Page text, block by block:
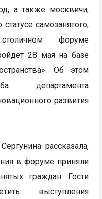
а также москвичи,
самозанятого,
форуме
28 мая на базе
Об этом
департамента
развития
рассказала,
в форуме приняли
граждан. Гости
выступления